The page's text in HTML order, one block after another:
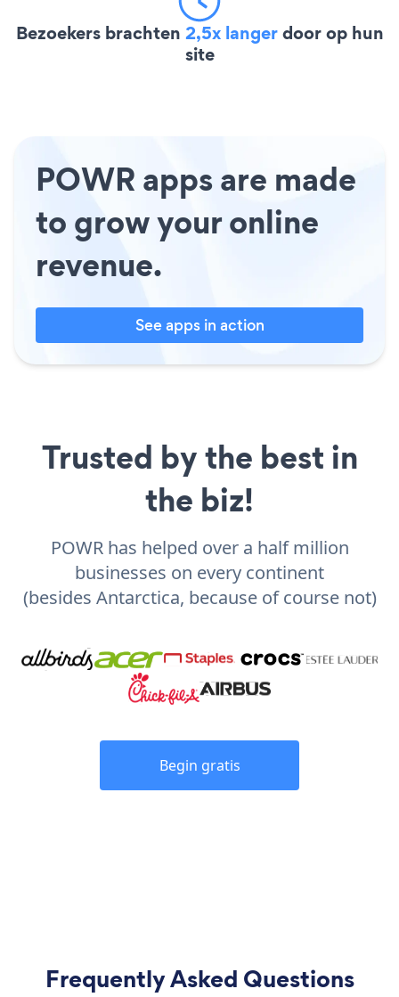
Bezoekers brachten 2,5x langerdoor op hun
site
POWR apps are made
to grow your online
revenue.
See apps in action
Trusted by the best in
the biz!
POWR has helped over a half million
businesses on every continent
(besides Antarctica, because of course not)
Begin gratis
Frequently Asked Questions